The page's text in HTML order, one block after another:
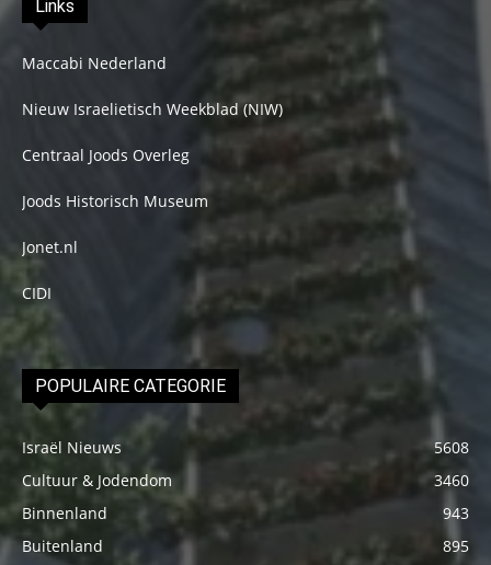
Links
Maccabi Nederland
Nieuw Israelietisch Weekblad (NIW)
Centraal Joods Overleg
Joods Historisch Museum
Jonet.nl
CIDI
POPULAIRE CATEGORIE
Israël Nieuws
5608
Cultuur & Jodendom
3460
Binnenland
943
Buitenland
895